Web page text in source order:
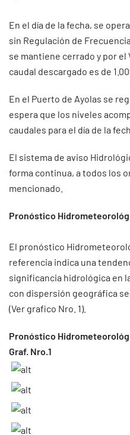
En el día de la fecha, se
sin Regulación de
se mantiene cerrado y por el
caudal descargado es de
En el Puerto de Ayolas se
espera que los niveles
caudales para el día de la
El sistema de aviso
forma continua, a todos los
mencionado.
Pronóstico
El pronóstico
referencia indica una
significancia hidrológica en
con dispersión geográfica
(Ver grafico Nro. 1).
Pronóstico
Graf. Nro.1